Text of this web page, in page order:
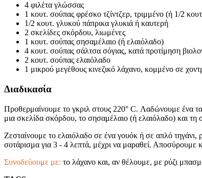
4 φιλέτα γλώσσας
1 κουτ. σούπας φρέσκο τζίντζερ, τριμμένο (ή 1/2
1/2 κουτ. γλυκού πάπρικα γλυκιά ή καυτερή
2 σκελίδες σκόρδου, λιωμένες
1 κουτ. σούπας σησαμέλαιο (ή ελαιόλαδο)
4 κουτ. σούπας σάλτσα σόγιας, κατά προτίμηση
2 κουτ. σούπας ελαιόλαδο
1 μικρού μεγέθους κινεζικό λάχανο, κομμένο σε
Διαδικασία
Προθερμαίνουμε το γκριλ στους 220° C. Λαδώνουμε ένα
μια σκελίδα σκόρδου, το σησαμέλαιο (ή ελαιόλαδο) και τη
Ζεσταίνουμε το ελαιόλαδο σε ένα γουόκ ή σε απλό τηγάνι,
σοτάρισμα για 3 - 4 λεπτά, μέχρι να μαραθεί. Αποσύρουμε
Συνοδεύουμε με: το λάχανο και, αν θέλουμε, με ρύζι